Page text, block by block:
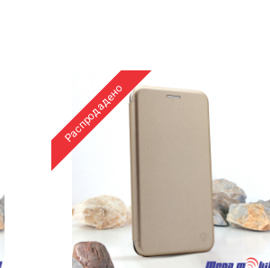
Распродадено